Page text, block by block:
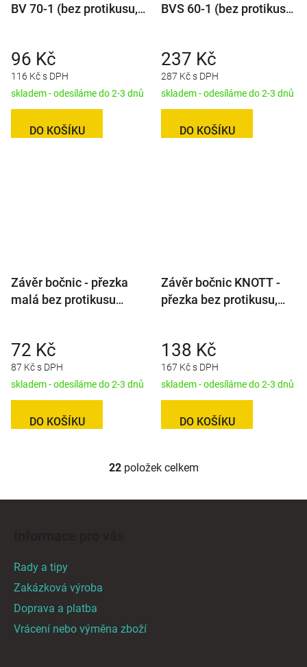
BV 70-1 (bez protikusu,
116 Kč s DPH
96 Kč
skladem - odesíláme do 2-3 dnů
DO KOŠÍKU
BVS 60-1 (bez protikusu,
287 Kč s DPH
237 Kč
skladem - odesíláme do 2-3 dnů
DO KOŠÍKU
Závěr bočnic - přezka
malá bez protikusu
87 Kč s DPH
72 Kč
skladem - odesíláme do 2-3 dnů
DO KOŠÍKU
Závěr bočnic KNOTT -
přezka bez protikusu,
167 Kč s DPH
138 Kč
skladem - odesíláme do 2-3 dnů
DO KOŠÍKU
O
l
22položek celkem
Rady a tipy
Zakázková výroba
Doprava a platba
Vrácení nebo výměna zboží